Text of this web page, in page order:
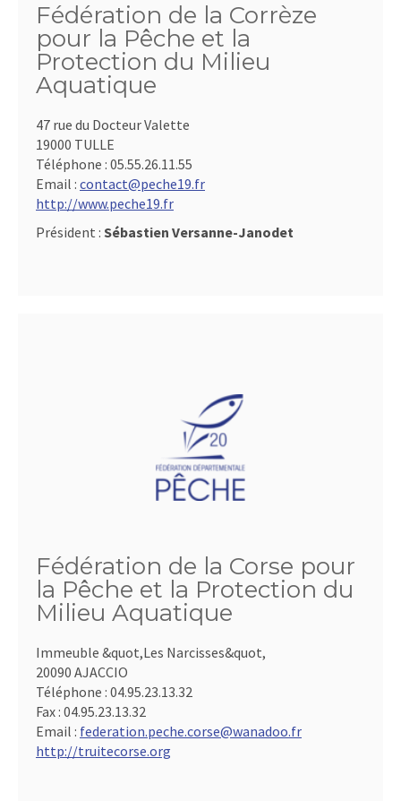
Fédération de la Corrèze
pour la Pêche et la
Protection du Milieu
Aquatique
47 rue du Docteur Valette
19000 TULLE
Téléphone : 05.55.26.11.55
Email : contact@peche19.fr
http://www.peche19.fr
Président : Sébastien Versanne-Janodet
Fédération de la Corse pour
la Pêche et la Protection du
Milieu Aquatique
Immeuble &quot,Les Narcisses&quot,
20090 AJACCIO
Téléphone : 04.95.23.13.32
Fax : 04.95.23.13.32
Email : federation.peche.corse@wanadoo.fr
http://truitecorse.org